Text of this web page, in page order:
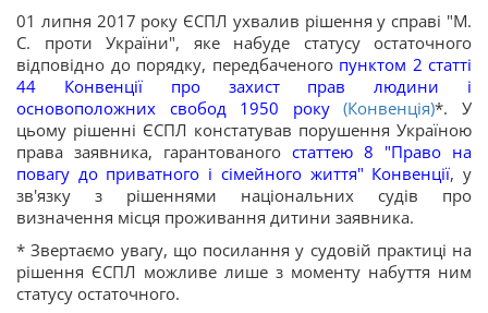
01 липня 2017 року ЄСПЛ ухвалив рішення у справі "М.
С. проти України", яке набуде статусу остаточного
відповідно до порядку, передбаченого пунктом 2 статті
44 Конвенції про захист прав людини і
основоположних свобод 1950 року(Конвенція)*. У
цьому рішенні ЄСПЛ констатував порушення Україною
права заявника, гарантованого статтею 8 "Право на
повагу до приватного і сімейного життя" Конвенції, у
зв'язку з рішеннями національних судів про
визначення місця проживання дитини заявника.
* Звертаємо увагу, що посилання у судовій практиці на
рішення ЄСПЛ можливе лише з моменту набуття ним
статусу остаточного.